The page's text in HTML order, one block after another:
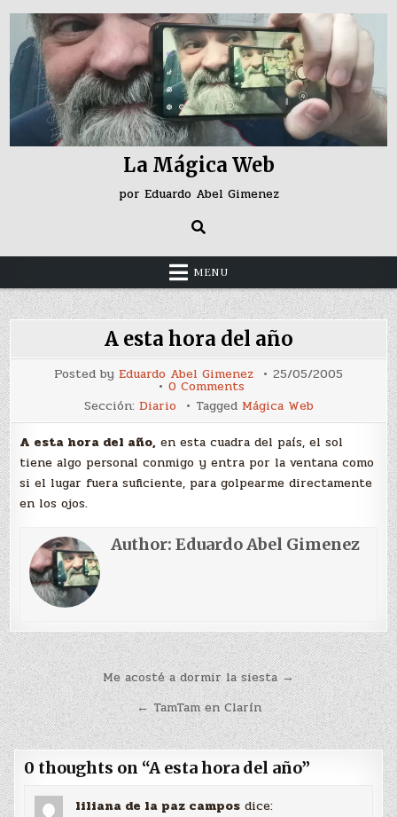
Skip
content
La Mágica Web
por Eduardo Abel Gimenez
MENU
A esta hora del año
Posted by Eduardo Abel Gimenez 25/05/2005
0 Commentson
A
esta
hora
del
año
Sección: Diario Tagged Mágica Web
A esta hora del año, en esta cuadra del país, el sol
tiene algo personal conmigo y entra por la ventana como
si el lugar fuera suficiente, para golpearme directamente
en los ojos.
Author:Eduardo Abel Gimenez
Navegación
de
entradas
Me acosté a dormir la siesta →
← TamTam en Clarín
0 thoughts on “A esta hora del año”
liliana de la paz campos dice: